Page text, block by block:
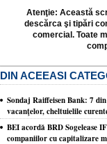
Atenţie: Această
descărca şi tipări
comercial. Toate
DIN ACEEASI
Sondaj Raiffeisen Bank: 7
vacanţelor, cheltuielile
BEI acordă BRD Sogelease
companiilor cu capitalizare